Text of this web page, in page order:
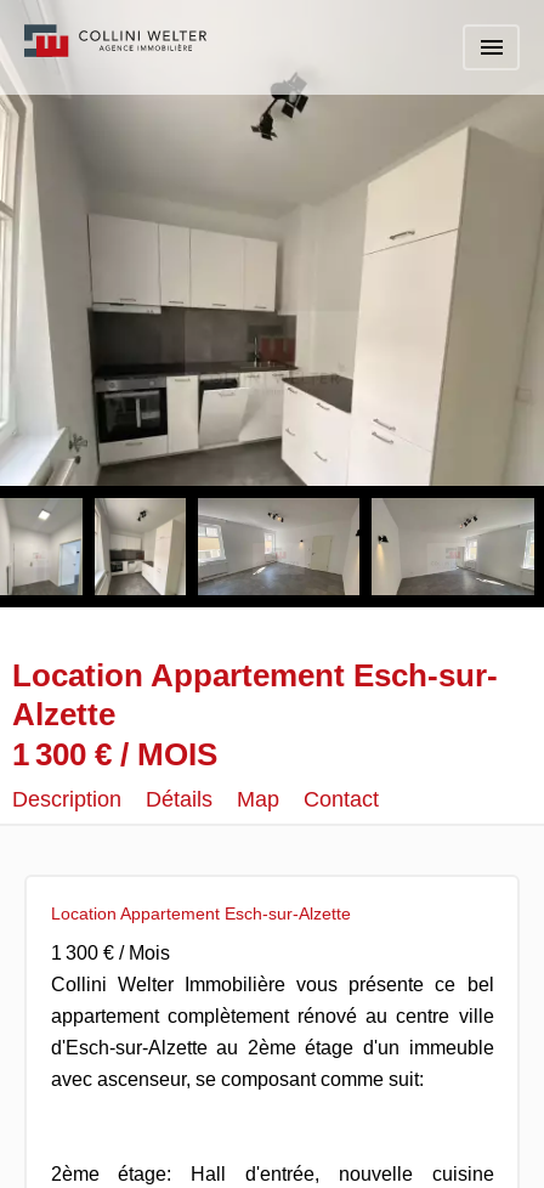
Location Appartement Esch-sur-
Alzette
1 300 € / MOIS
Description Détails Map Contact
Location Appartement Esch-sur-Alzette
1 300 € / Mois
Collini Welter Immobilière vous présente ce bel
appartement complètement rénové au centre ville
d'Esch-sur-Alzette au 2ème étage d'un immeuble
avec ascenseur, se composant comme suit:
2ème étage: Hall d'entrée, nouvelle cuisine